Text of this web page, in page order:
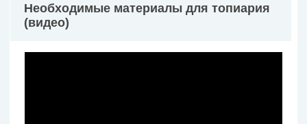
Необходимые материалы для топиария
(видео)